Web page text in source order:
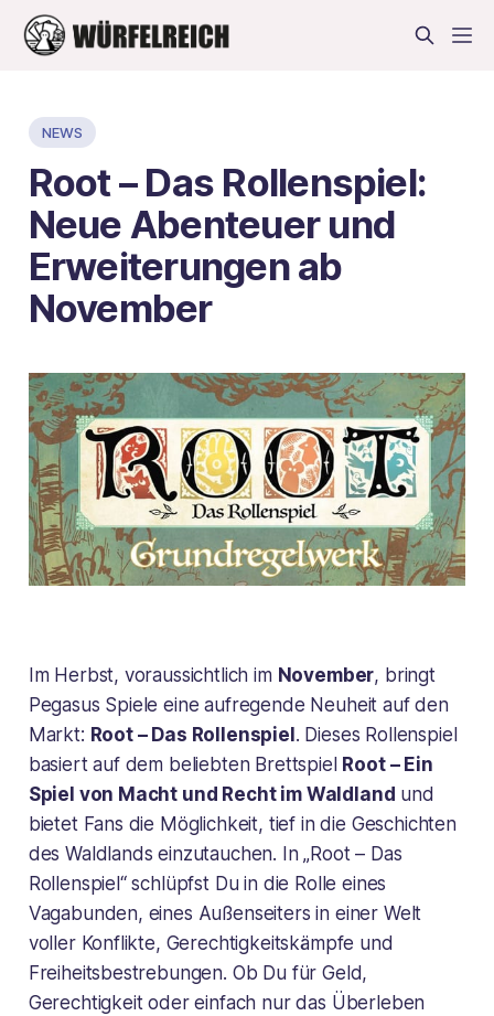
NEWS
Root – Das Rollenspiel:
Neue Abenteuer und
Erweiterungen ab
November
Im Herbst, voraussichtlich im November, bringt
Pegasus Spiele eine aufregende Neuheit auf den
Markt: Root – Das Rollenspiel . Dieses Rollenspiel
basiert auf dem beliebten Brettspiel Root – Ein
Spiel von Macht und Recht im Waldland und
bietet Fans die Möglichkeit, tief in die Geschichten
des Waldlands einzutauchen. In „Root – Das
Rollenspiel“ schlüpfst Du in die Rolle eines
Vagabunden, eines Außenseiters in einer Welt
voller Konflikte, Gerechtigkeitskämpfe und
Freiheitsbestrebungen. Ob Du für Geld,
Gerechtigkeit oder einfach nur das Überleben